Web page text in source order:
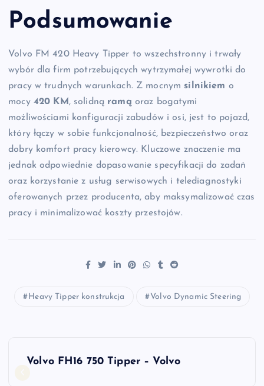
Podsumowanie
Volvo FM 420 Heavy Tipper to wszechstronny i trwały
wybór dla firm potrzebujących wytrzymałej wywrotki do
pracy w trudnych warunkach. Z mocnym silnikiem o
mocy 420 KM, solidną ramą oraz bogatymi
możliwościami konfiguracji zabudów i osi, jest to pojazd,
który łączy w sobie funkcjonalność, bezpieczeństwo oraz
dobry komfort pracy kierowcy. Kluczowe znaczenie ma
jednak odpowiednie dopasowanie specyfikacji do zadań
oraz korzystanie z usług serwisowych i telediagnostyki
oferowanych przez producenta, aby maksymalizować czas
pracy i minimalizować koszty przestojów.
Heavy Tipper konstrukcja Volvo Dynamic Steering
NVolvo FH16 750 Tipper – Volvo